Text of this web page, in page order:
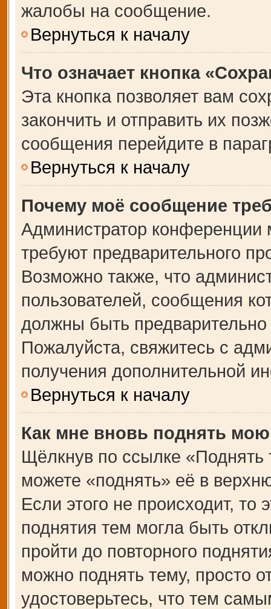
жалобы на сообщение.
Вернуться к началу
Что означает кнопка
Эта кнопка позволяет вам
закончить и отправить их
сообщения перейдите в
Вернуться к началу
Почему моё сообщение
Администратор
требуют предварительного
Возможно также, что
пользователей, сообщения
должны быть
Пожалуйста, свяжитесь с
получения дополнительной
Вернуться к началу
Как мне вновь поднять
Щёлкнув по ссылке
можете «поднять» её в
Если этого не происходит, то
поднятия тем могла быть
пройти до повторного
можно поднять тему, просто
удостоверьтесь, что тем